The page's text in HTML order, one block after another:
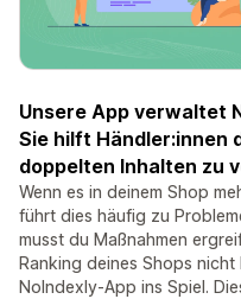
Unsere App verwaltet
Sie hilft Händler:innen
doppelten Inhalten zu
Wenn es in deinem Shop
führt dies häufig zu
musst du Maßnahmen
Ranking deines Shops
NoIndexly-App ins Spiel.